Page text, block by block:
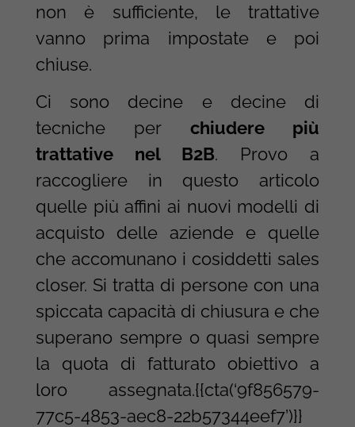
non è sufficiente, le trattative
vanno prima impostate e poi
chiuse.
Ci sono decine e decine di
tecniche per chiudere più
trattative nel B2B. Provo a
raccogliere in questo articolo
quelle più affini ai nuovi modelli di
acquisto delle aziende e quelle
che accomunano i cosiddetti sales
closer. Si tratta di persone con una
spiccata capacità di chiusura e che
superano sempre o quasi sempre
la quota di fatturato obiettivo a
loro assegnata.{{cta(‘9f856579-
77c5-4853-aec8-22b57344eef7’)}}